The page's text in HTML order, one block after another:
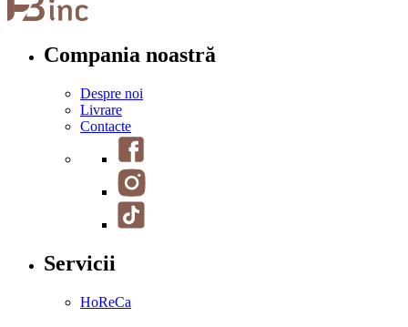
Compania noastră
Despre noi
Livrare
Contacte
Servicii
HoReCa